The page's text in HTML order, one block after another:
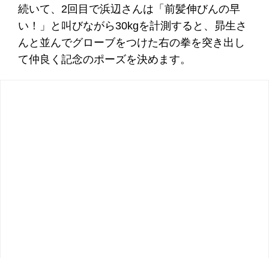
続いて、2回目で浜辺さんは「前髪伸びんの早
い！」と叫びながら30kgを計測すると、昴生さ
んと並んでグローブをつけた右の拳を突き出し
て仲良く記念のポーズを決めます。